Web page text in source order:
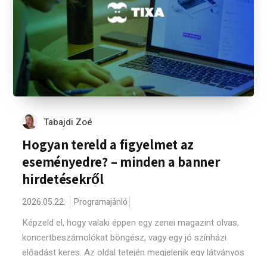
Tabajdi Zoé
Hogyan tereld a figyelmet az
eseményedre? – minden a banner
hirdetésekről
2026.05.22. Programajánló
Képzeld el, hogy valaki éppen egy zenei magazint olvas,
koncertbeszámolókat böngész, vagy egy jó színházi
előadást keres. Az oldal tetején megjelenik egy látványos